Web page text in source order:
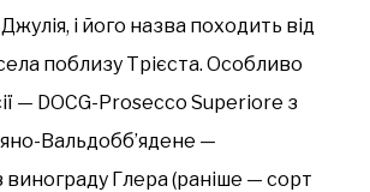
і його назва походить від
поблизу Трієста. Особливо
— DOCG-Prosecco Superiore з
Вальдобб’ядене —
Глера (раніше — сорт